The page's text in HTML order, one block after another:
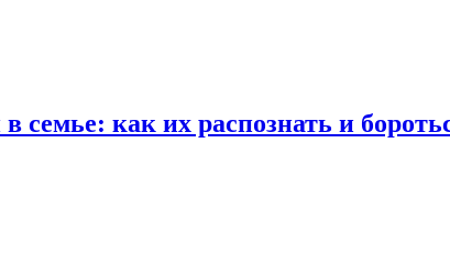
семье: как их распознать и